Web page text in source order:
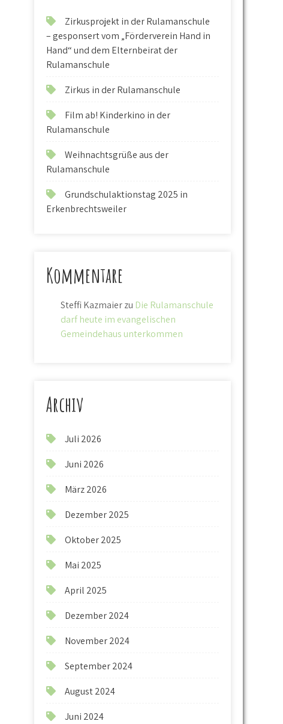
Zirkusprojekt in der Rulamanschule
– gesponsert vom „Förderverein Hand in
Hand“ und dem Elternbeirat der
Rulamanschule
Zirkus in der Rulamanschule
Film ab! Kinderkino in der
Rulamanschule
Weihnachtsgrüße aus der
Rulamanschule
Grundschulaktionstag 2025 in
Erkenbrechtsweiler
Kommentare
Steffi Kazmaierzu Die Rulamanschule
darf heute im evangelischen
Gemeindehaus unterkommen
Archiv
Juli 2026
Juni 2026
März 2026
Dezember 2025
Oktober 2025
Mai 2025
April 2025
Dezember 2024
November 2024
September 2024
August 2024
Juni 2024